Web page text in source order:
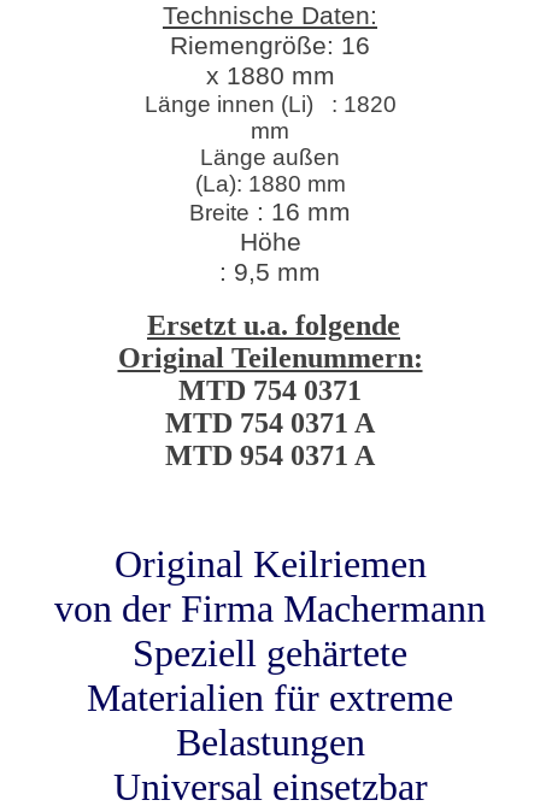
Technische Daten:
Riemengröße: 16
x 1880 mm
Länge innen (Li) : 1820
mm
Länge außen
(La): 1880 mm
Breite : 16 mm
Höhe
: 9,5 mm
Ersetzt u.a. folgende
Original Teilenummern:
MTD 754 0371
MTD 754 0371 A
MTD 954 0371 A
Original Keilriemen
von der Firma Machermann
Speziell gehärtete
Materialien für extreme
Belastungen
Universal einsetzbar